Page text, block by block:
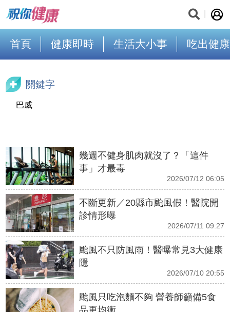
首頁 健康即時 生活大小事 吃出健康
關鍵字
巴威
幾週不健身肌肉就沒了？「這件
事」才最毒
2026/07/12 06:05
不斷更新／20縣市颱風假！醫院開
診情形曝
2026/07/11 09:27
颱風不只防風雨！醫曝常見3大健康
隱
2026/07/10 20:55
颱風只吃泡麵不夠 營養師籲備5食
品更均衡